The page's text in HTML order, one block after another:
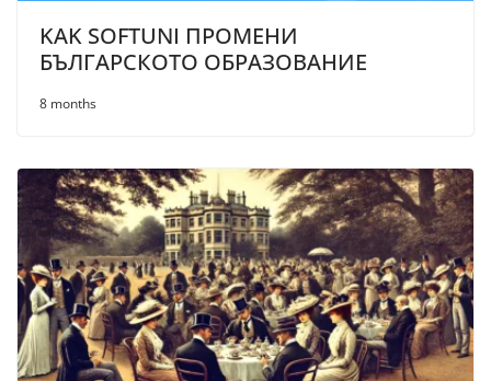
KAK SOFTUNI ПРОМЕНИ
БЪЛГАРСКОТО ОБРАЗОВАНИЕ
8 months